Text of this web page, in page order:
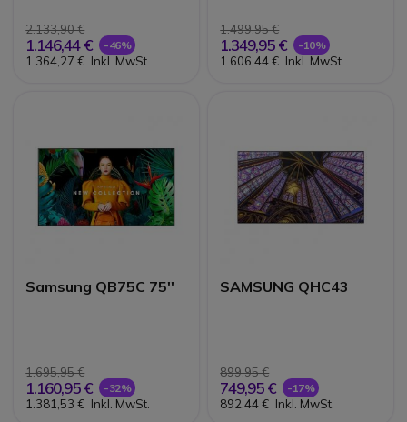
2.133,90 €
1.146,44 € -46%
1.364,27 € Inkl. MwSt.
1.499,95 €
1.349,95 € -10%
1.606,44 € Inkl. MwSt.
Samsung QB75C 75''
1.695,95 €
1.160,95 € -32%
1.381,53 € Inkl. MwSt.
SAMSUNG QHC43
899,95 €
749,95 € -17%
892,44 € Inkl. MwSt.